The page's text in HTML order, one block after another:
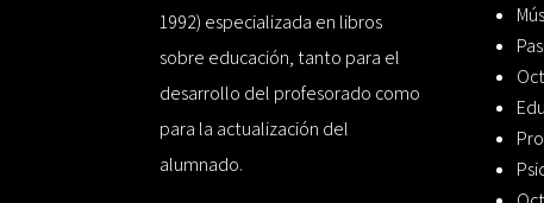
1992) especializada en libros
sobre educación, tanto para el
desarrollo del profesorado como
para la actualización del
alumnado.